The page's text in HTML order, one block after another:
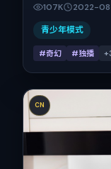
品背景为中国大
2022-08-05），
107K 2022-
青少年模式
#奇幻 #独播 +
CN